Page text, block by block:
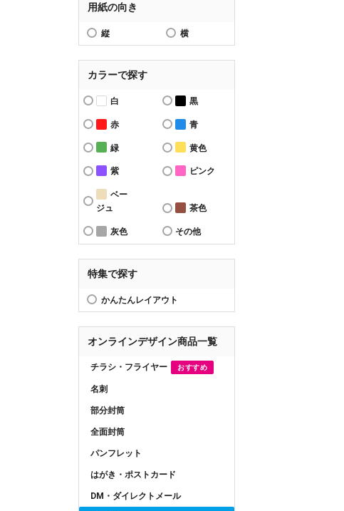
用紙の向き
縦 横
カラーで探す
白 黒
赤 青
緑 黄色
紫 ピンク
ベー
ジュ
茶色
灰色 その他
特集で探す
かんたんレイアウト
オンラインデザイン商品一覧
チラシ・フライヤー おすすめ
名刺
部分封筒
全面封筒
パンフレット
はがき・ポストカード
DM・ダイレクトメール